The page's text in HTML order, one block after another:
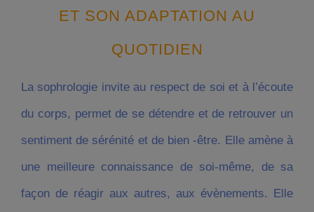
ET SON ADAPTATION AU
QUOTIDIEN
La sophrologie invite au respect de soi et à l’écoute
du corps, permet de se détendre et de retrouver un
sentiment de sérénité et de bien -être. Elle amène à
une meilleure connaissance de soi-même, de sa
façon de réagir aux autres, aux évènements. Elle